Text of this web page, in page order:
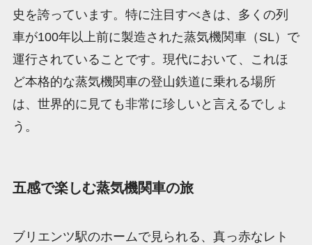
史を誇っています。特に注目すべきは、多くの列
車が100年以上前に製造された蒸気機関車（SL）で
運行されていることです。現代において、これほ
ど本格的な蒸気機関車の登山鉄道に乗れる場所
は、世界的に見ても非常に珍しいと言えるでしょ
う。
五感で楽しむ蒸気機関車の旅
ブリエンツ駅のホームで見られる、真っ赤なレト